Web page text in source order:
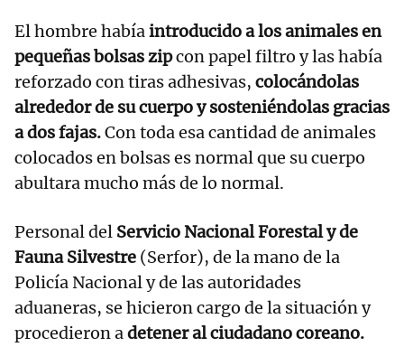
El hombre habíaintroducido a los animales en
pequeñas bolsas zipcon papel filtro y las había
reforzado con tiras adhesivas, colocándolas
alrededor de su cuerpo y sosteniéndolas gracias
a dos fajas.Con toda esa cantidad de animales
colocados en bolsas es normal que su cuerpo
abultara mucho más de lo normal.
Personal del Servicio Nacional Forestal y de
Fauna Silvestre (Serfor), de la mano de la
Policía Nacional y de las autoridades
aduaneras, se hicieron cargo de la situación y
procedieron adetener al ciudadano coreano.